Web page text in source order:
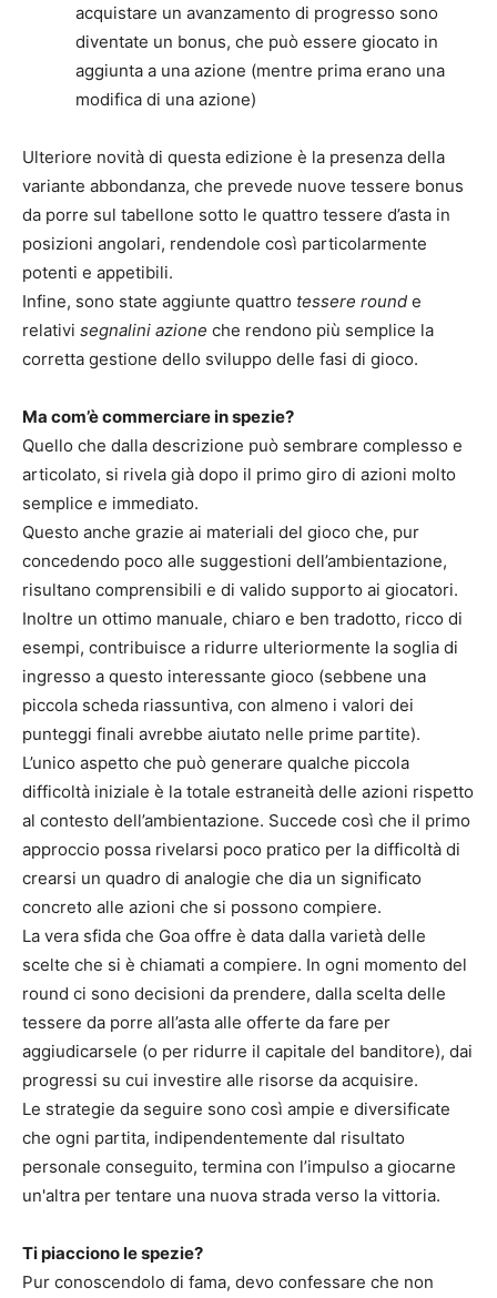
acquistare un avanzamento di progresso sono
diventate un bonus, che può essere giocato in
aggiunta a una azione (mentre prima erano una
modifica di una azione)
Ulteriore novità di questa edizione è la presenza della
variante abbondanza, che prevede nuove tessere bonus
da porre sul tabellone sotto le quattro tessere d’asta in
posizioni angolari, rendendole così particolarmente
potenti e appetibili.
Infine, sono state aggiunte quattro tessere round e
relativi segnalini azione che rendono più semplice la
corretta gestione dello sviluppo delle fasi di gioco.
Ma com’è commerciare in spezie?
Quello che dalla descrizione può sembrare complesso e
articolato, si rivela già dopo il primo giro di azioni molto
semplice e immediato.
Questo anche grazie ai materiali del gioco che, pur
concedendo poco alle suggestioni dell’ambientazione,
risultano comprensibili e di valido supporto ai giocatori.
Inoltre un ottimo manuale, chiaro e ben tradotto, ricco di
esempi, contribuisce a ridurre ulteriormente la soglia di
ingresso a questo interessante gioco (sebbene una
piccola scheda riassuntiva, con almeno i valori dei
punteggi finali avrebbe aiutato nelle prime partite).
L’unico aspetto che può generare qualche piccola
difficoltà iniziale è la totale estraneità delle azioni rispetto
al contesto dell’ambientazione. Succede così che il primo
approccio possa rivelarsi poco pratico per la difficoltà di
crearsi un quadro di analogie che dia un significato
concreto alle azioni che si possono compiere.
La vera sfida che Goa offre è data dalla varietà delle
scelte che si è chiamati a compiere. In ogni momento del
round ci sono decisioni da prendere, dalla scelta delle
tessere da porre all’asta alle offerte da fare per
aggiudicarsele (o per ridurre il capitale del banditore), dai
progressi su cui investire alle risorse da acquisire.
Le strategie da seguire sono così ampie e diversificate
che ogni partita, indipendentemente dal risultato
personale conseguito, termina con l’impulso a giocarne
un'altra per tentare una nuova strada verso la vittoria.
Ti piacciono le spezie?
Pur conoscendolo di fama, devo confessare che non